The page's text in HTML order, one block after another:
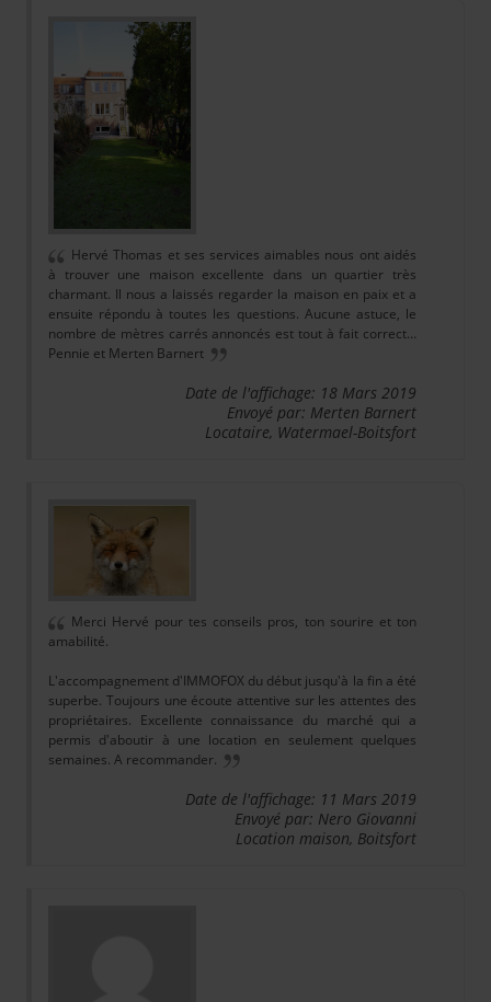
Hervé Thomas et ses services aimables nous ont aidés
à trouver une maison excellente dans un quartier très
charmant. Il nous a laissés regarder la maison en paix et a
ensuite répondu à toutes les questions. Aucune astuce, le
nombre de mètres carrés annoncés est tout à fait correct…
Pennie et Merten Barnert
Date de l'affichage: 18 Mars 2019
Envoyé par: Merten Barnert
Locataire, Watermael-Boitsfort
Merci Hervé pour tes conseils pros, ton sourire et ton
amabilité.
L'accompagnement d'IMMOFOX du début jusqu'à la fin a été
superbe. Toujours une écoute attentive sur les attentes des
propriétaires. Excellente connaissance du marché qui a
permis d'aboutir à une location en seulement quelques
semaines. A recommander.
Date de l'affichage: 11 Mars 2019
Envoyé par: Nero Giovanni
Location maison, Boitsfort